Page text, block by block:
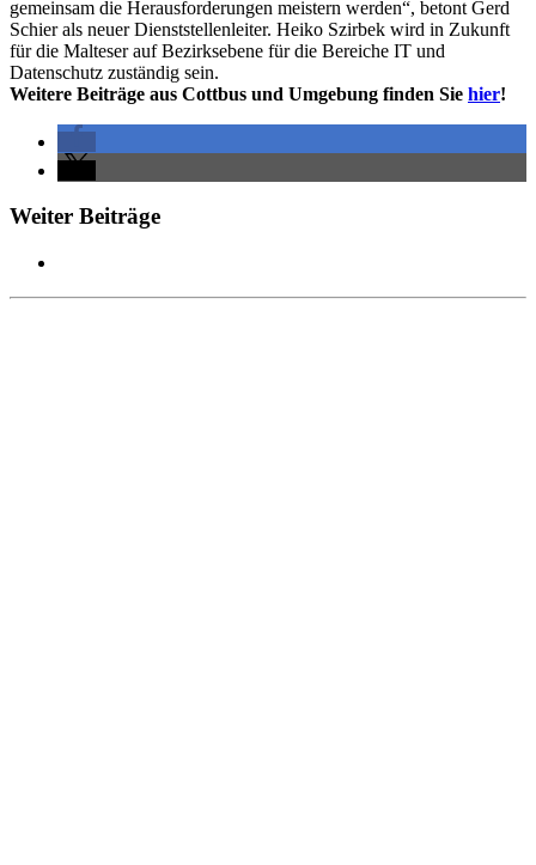
gemeinsam die Herausforderungen meistern werden“, betont Gerd
Schier als neuer Dienststellenleiter. Heiko Szirbek wird in Zukunft
für die Malteser auf Bezirksebene für die Bereiche IT und
Datenschutz zuständig sein.
Weitere Beiträge aus Cottbus und Umgebung finden Sie hier!
Weiter Beiträge